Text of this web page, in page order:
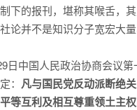
下的报刊，堪称其喉舌，
论并不是知识分子宽宏大
日中国人民政治协商会议
： 凡与国民党反动派断绝
等互利及相互尊重领土主